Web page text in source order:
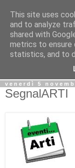
Il Blog della
informazioni
venerdì 5
SegnalARTI
This site uses
and to analyze
shared with
metrics to ensure
statistics, and to